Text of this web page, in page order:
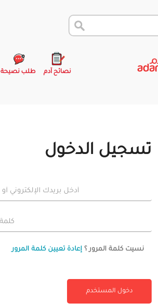
نصائح آدم طلب نصيحة
تسجيل الدخول
نسيت كلمة المرور ؟ إعادة تعيين كلمة المرور